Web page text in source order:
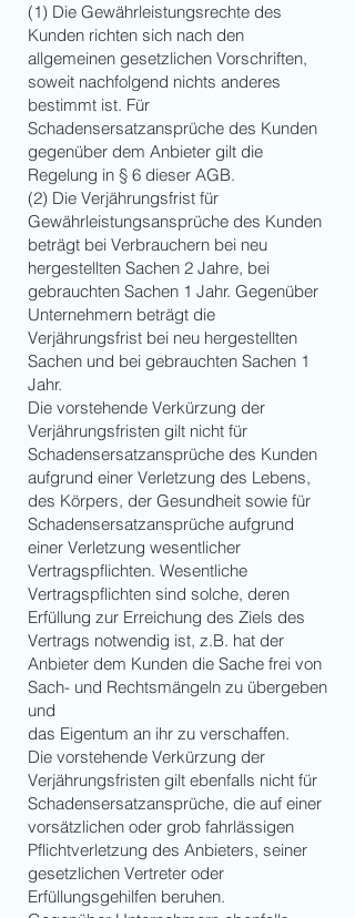
(1) Die Gewährleistungsrechte des
Kunden richten sich nach den
allgemeinen gesetzlichen Vorschriften,
soweit nachfolgend nichts anderes
bestimmt ist. Für
Schadensersatzansprüche des Kunden
gegenüber dem Anbieter gilt die
Regelung in § 6 dieser AGB.
(2) Die Verjährungsfrist für
Gewährleistungsansprüche des Kunden
beträgt bei Verbrauchern bei neu
hergestellten Sachen 2 Jahre, bei
gebrauchten Sachen 1 Jahr. Gegenüber
Unternehmern beträgt die
Verjährungsfrist bei neu hergestellten
Sachen und bei gebrauchten Sachen 1
Jahr.
Die vorstehende Verkürzung der
Verjährungsfristen gilt nicht für
Schadensersatzansprüche des Kunden
aufgrund einer Verletzung des Lebens,
des Körpers, der Gesundheit sowie für
Schadensersatzansprüche aufgrund
einer Verletzung wesentlicher
Vertragspflichten. Wesentliche
Vertragspflichten sind solche, deren
Erfüllung zur Erreichung des Ziels des
Vertrags notwendig ist, z.B. hat der
Anbieter dem Kunden die Sache frei von
Sach- und Rechtsmängeln zu übergeben
und
das Eigentum an ihr zu verschaffen.
Die vorstehende Verkürzung der
Verjährungsfristen gilt ebenfalls nicht für
Schadensersatzansprüche, die auf einer
vorsätzlichen oder grob fahrlässigen
Pflichtverletzung des Anbieters, seiner
gesetzlichen Vertreter oder
Erfüllungsgehilfen beruhen.